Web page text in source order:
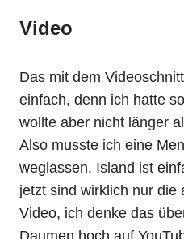
Video
Das mit dem
einfach, denn ich hatte
wollte aber nicht länger
Also musste ich eine
weglassen. Island ist
jetzt sind wirklich nur die
Video, ich denke das
Daumen hoch auf